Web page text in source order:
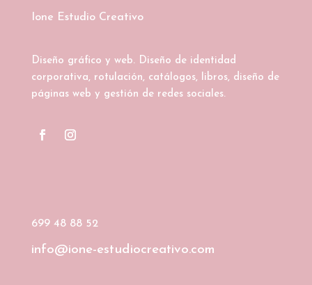
Ione Estudio Creativo
Diseño gráfico y web. Diseño de identidad
corporativa, rotulación, catálogos, libros, diseño de
páginas web y gestión de redes sociales.
699 48 88 52
info@ione-estudiocreativo.com